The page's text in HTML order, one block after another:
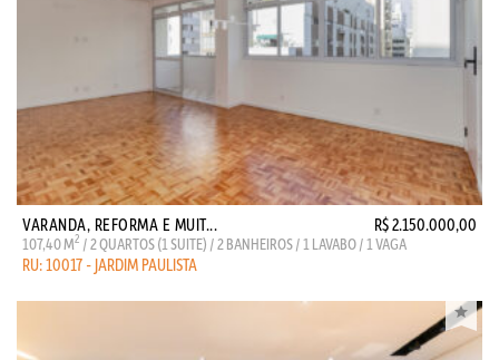
VARANDA, REFORMA E MUIT... R$ 2.150.000,00
107,40 M2 / 2 QUARTOS (1 SUITE) / 2 BANHEIROS / 1 LAVABO / 1 VAGA
RU: 10017 - JARDIM PAULISTA